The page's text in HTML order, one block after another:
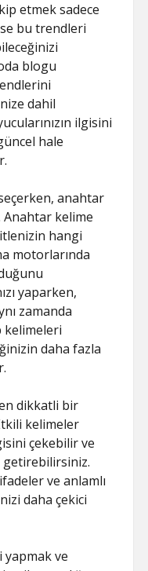
etmek sadece
bu trendleri
blogu
dahil
ilgisini
hale
anahtar
Anahtar kelime
hangi
motorlarında
yaparken,
zamanda
kelimeleri
daha fazla
dikkatli bir
kelimeler
çekebilir ve
getirebilirsiniz.
ve anlamlı
daha çekici
ve